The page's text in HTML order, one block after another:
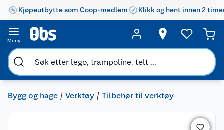
Kjøpeutbytte som Coop-medlem Klikk og hent innen 2
Meny
Bygg og hage Verktøy Tilbehør til verktøy